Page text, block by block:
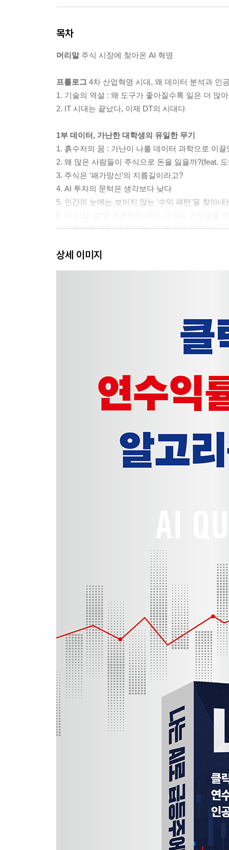
목차
머리말주식 시장에 찾아온 AI 혁명
프롤로그 4차 산업혁명 시대, 왜 데이터 분석과 인
1. 기술의 역설 : 왜 도구가 좋아질수록 일은 더 많
2. IT 시대는 끝났다, 이제 DT의 시대다
1부 데이터, 가난한 대학생의 유일한 무기
1. 흙수저의 꿈 : 가난이 나를 데이터 과학으로 이끌
2. 왜 많은 사람들이 주식으로 돈을 잃을까?(feat.
3. 주식은 ‘패가망신’의 지름길이라고?
4. AI 투자의 문턱은 생각보다 낮다
5. 인간의 눈에는 보이지 않는 ‘수익 패턴’을 찾아내
7. 왕초보를 위한 AI 로드맵 : 이 책 사용 설명서
2부 내 손안의 AI 비서, 투자의 레벨을 바꾸다
1. 월스트리트 억만장자들의 비밀 병기 : 그들은 AI
3부 AI의 눈으로 시장의 급소를 읽는 기술적 분석
1. 설치 없는 AI 개발 : 클릭 한 번으로 접속하는 나
2. 이동평균선 : AI는 어떻게 상승 추세의 시작점을
4. 볼린저 밴드 : AI가 그리는 ‘주가의 절대 도로’
5. 이격도 : 멀어진 마음은 반드시 돌아온다(회귀의
6. 스토캐스틱 : AI가 파도의 꼭대기와 바닥을 찾아
1. 왜 AI는 장기투자보다 단기 트레이딩에 더 강할
2. 맨땅에 헤딩! 나의 AI 주식 투자 모델 개발기
3. 실전! 미래 주가를 예측하는 인공지능 모델 만들
3. 수학이 알려주는 승리의 방정식 : 올인하면 필
4. AI 스나이퍼 & 방패 전략 : 두 마리 토끼를 잡는
6부 AI와 함께 꾸준히 승리하는 투자자의 마인드셋
1. 나만의 투자 일지 : 모든 거래를 데이터로 복기하
2. 유명 투자자의 발언 뒤에 숨겨진 의도 : 그들의 ‘
3. 가장 위험한 적은 ‘나 자신’이다 : AI의 경고를 무
4. AI 시대, 돈을 잃지 않는 단단한 투자 원칙 세우기
에필로그새로운 투자의 시대, 인간과 AI의 아름다
감사의 글
부록 1 AI 분석으로 엄선한 미국 주식 TOP 100
부록 2 3년 연속 배당 성장 기업 리스트
부록 3 저평가 가치주 리스트
상세 이미지